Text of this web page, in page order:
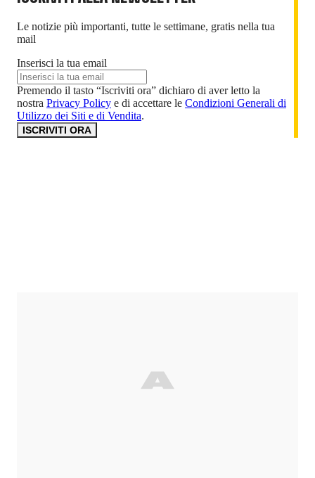
Le notizie più importanti, tutte le settimane, gratis nella tua
mail
Inserisci la tua email
Premendo il tasto “Iscriviti ora” dichiaro di aver letto la
nostra Privacy Policy e di accettare le Condizioni Generali di
Utilizzo dei Siti e di Vendita.
ISCRIVITI ORA